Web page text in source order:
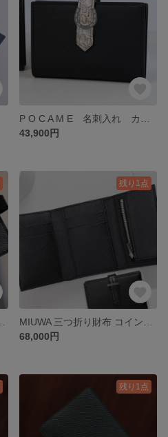
43,900円
残り1点
68,000円
残り1点